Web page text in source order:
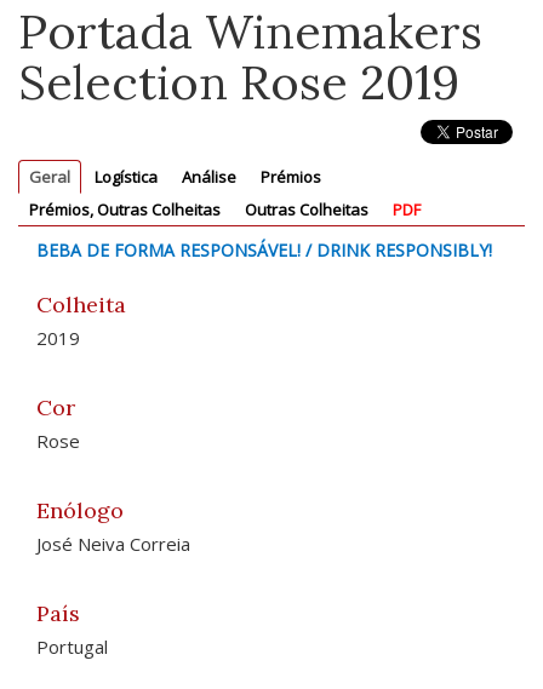
Portada Winemakers
Selection Rose 2019
Geral Logística Análise
Prémios
Prémios, Outras Colheitas
Outras Colheitas PDF
BEBA DE FORMA RESPONSÁVEL! / DRINK RESPONSIBLY!
Colheita
2019
Cor
Rose
Enólogo
José Neiva Correia
País
Portugal